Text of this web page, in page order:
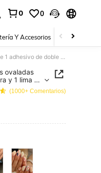
0 0
Y Accesorios Zapatos
Juego de 30 piezas de uñas postizas cortas ovaladas con lunares, incluye 1 adhesivo de doble cara y 1 lima de uñas, el arte de uñas con lunares cortos hace que tus dedos brillen y atraigan, perfecto para fiestas, baile y uso diario
ovaladas
y 1 lima de
que tus
baile y
(1000+ Comentarios)